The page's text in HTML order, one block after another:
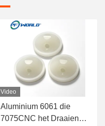
Video
Aluminium 6061 die
7075CNC het Draaien